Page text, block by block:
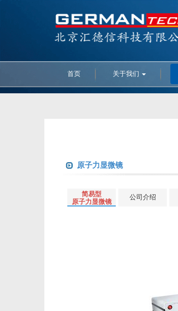
首页 关于我们
原子力显微镜
简易型
原子力显微镜
公司介绍